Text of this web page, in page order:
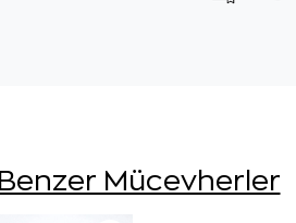
Benzer Mücevherler